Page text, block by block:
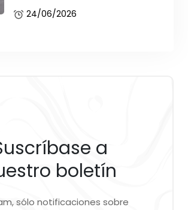
24/06/2026
a
boletín
sólo notificaciones sobre